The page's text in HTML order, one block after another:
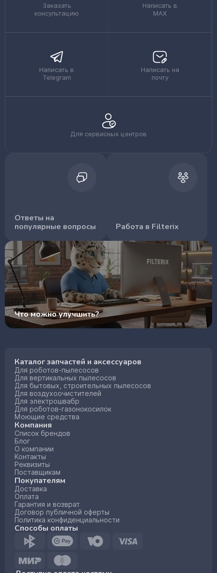
Заказать
консультацию
Написать в
MAX
Написать в
Telegram
Написать на
почту
Для сервисных центров
Ответы на
популярные вопросы
Работа в Filterix
Что можно улучшить?
Каталог запчастей и аксессуаров
Для роботов-пылесосов
Для вертикальных пылесосов
Для бытовых, строительных пылесосов
Для воздухоочистителей
Для электрошвабр
Для роботов-газонокосилок
Моющие средства
Компания
Список брендов
Блог
О компании
Контакты
Реквизиты
Поставщикам
Покупателям
Доставка
Оплата
Гарантия и возврат
Договор публичной оферты
Политика конфиденциальности
Способы оплаты